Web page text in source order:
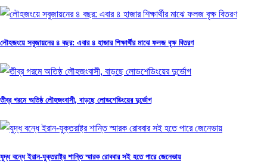
লৌহজংয়ে সবুজায়নের ৪ বছর: এবার ৪ হাজার শিক্ষার্থীর মাঝে ফলজ বৃক্ষ বিতরণ
তীব্র গরমে অতিষ্ঠ লৌহজংবাসী, বাড়ছে লোডশেডিংয়ের দুর্ভোগ
যুদ্ধ বন্ধে ইরান-যুক্তরাষ্ট্র শান্তি স্মারক রোববার সই হতে পারে জেনেভায়